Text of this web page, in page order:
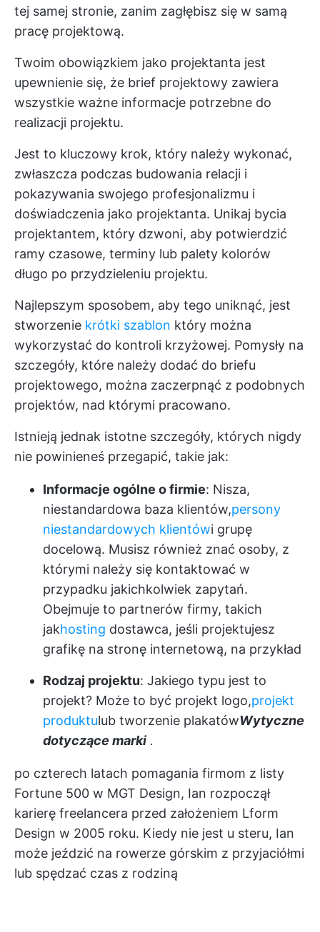
tej samej stronie, zanim zagłębisz się w samą
pracę projektową.
Twoim obowiązkiem jako projektanta jest
upewnienie się, że brief projektowy zawiera
wszystkie ważne informacje potrzebne do
realizacji projektu.
Jest to kluczowy krok, który należy wykonać,
zwłaszcza podczas budowania relacji i
pokazywania swojego profesjonalizmu i
doświadczenia jako projektanta. Unikaj bycia
projektantem, który dzwoni, aby potwierdzić
ramy czasowe, terminy lub palety kolorów
długo po przydzieleniu projektu.
Najlepszym sposobem, aby tego uniknąć, jest
stworzenie krótki szablon który można
wykorzystać do kontroli krzyżowej. Pomysły na
szczegóły, które należy dodać do briefu
projektowego, można zaczerpnąć z podobnych
projektów, nad którymi pracowano.
Istnieją jednak istotne szczegóły, których nigdy
nie powinieneś przegapić, takie jak:
Informacje ogólne o firmie: Nisza,
niestandardowa baza klientów,persony
niestandardowych klientówi grupę
docelową. Musisz również znać osoby, z
którymi należy się kontaktować w
przypadku jakichkolwiek zapytań.
Obejmuje to partnerów firmy, takich
jakhosting dostawca, jeśli projektujesz
grafikę na stronę internetową, na przykład
Rodzaj projektu: Jakiego typu jest to
projekt? Może to być projekt logo,projekt
produktulub tworzenie plakatówWytyczne
dotyczące marki .
po czterech latach pomagania firmom z listy
Fortune 500 w MGT Design, Ian rozpoczął
karierę freelancera przed założeniem Lform
Design w 2005 roku. Kiedy nie jest u steru, Ian
może jeździć na rowerze górskim z przyjaciółmi
lub spędzać czas z rodziną